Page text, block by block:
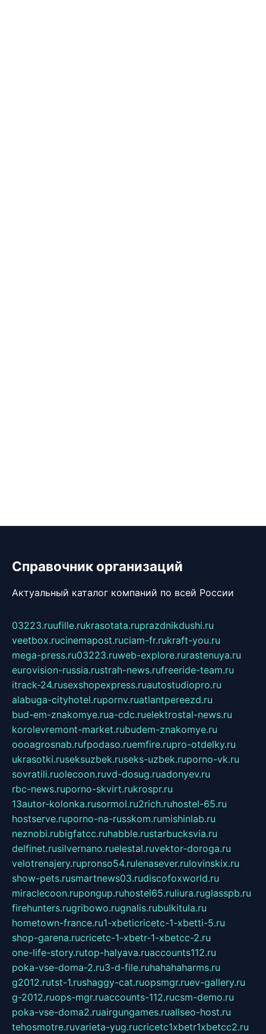
Справочник организаций
Актуальный каталог компаний по всей России
03223.ruufille.rukrasotata.ruprazdnikdushi.ru
veetbox.rucinemapost.ruciam-fr.rukraft-you.ru
mega-press.ru03223.ruweb-explore.rurastenuya.ru
eurovision-russia.rustrah-news.rufreeride-team.ru
itrack-24.rusexshopexpress.ruautostudiopro.ru
alabuga-cityhotel.rupornv.ruatlantpereezd.ru
bud-em-znakomye.rua-cdc.ruelektrostal-news.ru
korolevremont-market.rubudem-znakomye.ru
oooagrosnab.rufpodaso.ruemfire.rupro-otdelky.ru
ukrasotki.ruseksuzbek.ruseks-uzbek.ruporno-vk.ru
sovratili.ruolecoon.ruvd-dosug.ruadonyev.ru
rbc-news.ruporno-skvirt.rukrospr.ru
13autor-kolonka.rusormol.ru2rich.ruhostel-65.ru
hostserve.ruporno-na-russkom.rumishinlab.ru
neznobi.rubigfatcc.ruhabble.rustarbucksvia.ru
delfinet.rusilvernano.ruelestal.ruvektor-doroga.ru
velotrenajery.rupronso54.rulenasever.rulovinskix.ru
show-pets.rusmartnews03.rudiscofoxworld.ru
miraclecoon.rupongup.ruhostel65.ruliura.ruglasspb.ru
firehunters.rugribowo.rugnalis.rubulkitula.ru
hometown-france.ru1-xbeticricetc-1-xbetti-5.ru
shop-garena.rucricetc-1-xbetr-1-xbetcc-2.ru
one-life-story.rutop-halyava.ruaccounts112.ru
poka-vse-doma-2.ru3-d-file.ruhahahaharms.ru
g2012.rutst-1.rushaggy-cat.ruopsmgr.ruev-gallery.ru
g-2012.ruops-mgr.ruaccounts-112.rucsm-demo.ru
poka-vse-doma2.ruairgungames.ruallseo-host.ru
tehosmotre.ruvarieta-yug.rucricetc1xbetr1xbetcc2.ru